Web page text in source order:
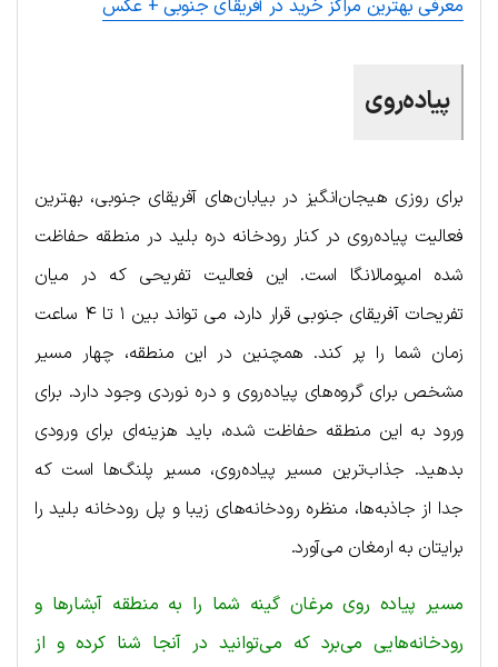
معرفی بهترین مراکز خرید در آفریقای جنوبی + عکس
پیاده‌روی
برای روزی هیجان‌انگیز در بیابان‌های آفریقای جنوبی، بهترین
فعالیت پیاده‌روی در کنار رودخانه دره بلید در منطقه حفاظت
شده امپومالانگا است. این فعالیت تفریحی که در میان
تفریحات آفریقای جنوبی قرار دارد، می تواند بین ۱ تا ۴ ساعت
زمان شما را پر کند. همچنین در این منطقه، چهار مسیر
مشخص برای گروه‌های پیاده‌روی و دره نوردی وجود دارد. برای
ورود به این منطقه حفاظت شده، باید هزینه‌ای برای ورودی
بدهید. جذاب‌ترین مسیر پیاده‌روی، مسیر پلنگ‌ها است که
جدا از جاذبه‌ها، منظره رودخانه‌های زیبا و پل رودخانه بلید را
برایتان به ارمغان می‌آورد.
مسیر پیاده روی مرغان گینه شما را به منطقه آبشارها و
رودخانه‌هایی می‌برد که می‌توانید در آنجا شنا کرده و از